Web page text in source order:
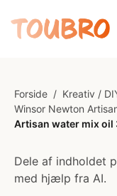
Forside / Kreativ /
Winsor Newton
Artisan water mix oil
Dele af indholdet
med hjælp fra AI.